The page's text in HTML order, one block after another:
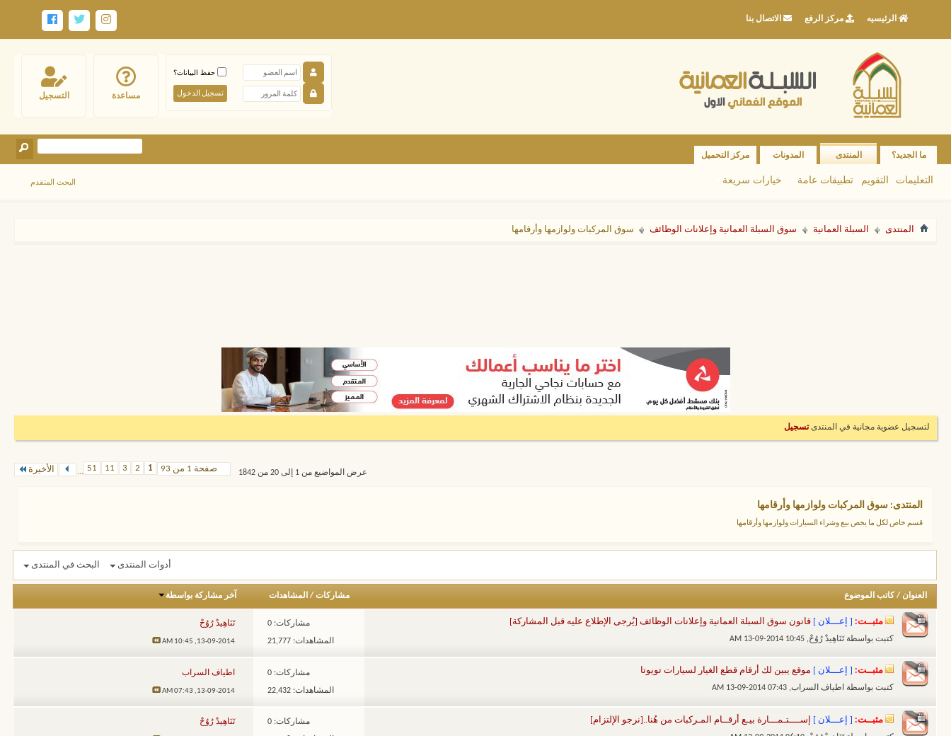
الرئيسيه مركز الرفع الاتصال بنا
التسجيل مساعدة
حفظ البيانات؟
ما الجديد؟ المنتدى
التعليمات التقويم تطبيقات عامة خيارات سريعة
المدونات مركز التحميل
البحث المتقدم
المنتدى السبلة العمانية سوق السبلة العمانية وإعلانات الوظائف سوق المركبات ولوازمها وأرقامها
لتسجيل عضوية مجانية في المنتدىتسجيل
صفحة 1 من 93 1
2
3
11
51
... الأخيرة عرض المواضيع من 1 إلى 20 من 1842
المنتدى: سوق المركبات ولوازمها وأرقامها
قسم خاص لكل ما يخص بيع وشراء السيارات ولوازمها وأرقامها
أدوات المنتدى البحث في المنتدى
العنوان / كاتب الموضوع مشاركات/ المشاهدات آخر مشاركة بواسطة
مثبــت: [ إعـــلان ] قانون سوق السبلة العمانية وإعلانات الوظائف [يُرجى الإطلاع عليه قبل المشاركة]
كتبت بواسطةتَنَاهِيدْ رُوُحْ‏, 13-09-2014 10:45 AM
مشاركات: 0
المشاهدات: 21,777
تَنَاهِيدْ رُوُحْ
13-09-2014,
10:45 AM
مثبــت: [ إعـــلان ] موقع يبين لك أرقام قطع الغيار لسيارات تويوتا
كتبت بواسطة اطياف السراب‏, 13-09-2014 07:43 AM
مشاركات: 0
المشاهدات: 22,432
اطياف السراب
13-09-2014,
07:43 AM
مثبــت: [ إعـــلان ] إســــتـمـــارة بيـع أرقــام المـركبات من هُنا..[نرجو الإلتزام] مشاركات: 0 تَنَاهِيدْ رُوُحْ